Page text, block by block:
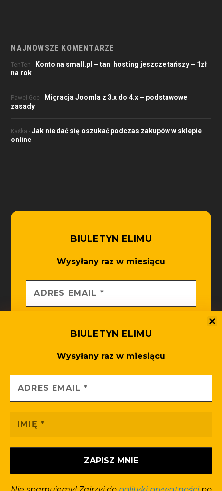
BIULETYN ELIMU
Wysyłany raz w miesiącu
NAJNOWSZE KOMENTARZE
TenTen - Konto na small.pl – tani hosting jeszcze tańszy – 1zł
na rok
Paweł Goc - Migracja Joomla z 3.x do 4.x – podstawowe
zasady
Kaśka -Jak nie dać się oszukać podczas zakupów w sklepie
online
BIULETYN ELIMU
Wysyłany raz w miesiącu